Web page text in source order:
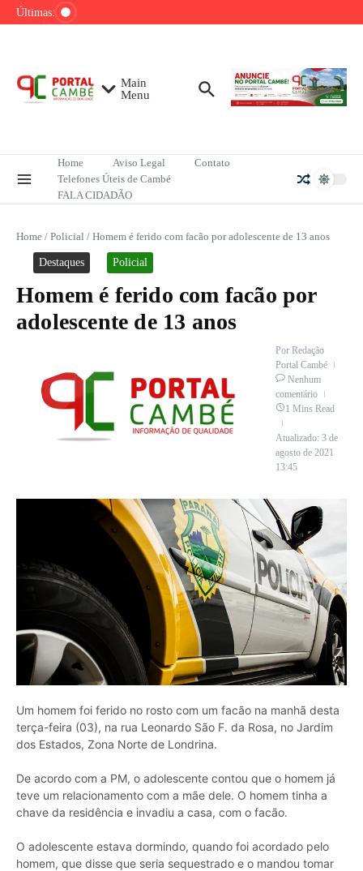
Ir para o conteúdo
Últimas:
Rayssa Leal conquista título da etapa carioca
audiência do jornalismo no Brasil
Main
Menu
Home Aviso Legal
Contato
Telefones Úteis de Cambé
FALA CIDADÃO
Home / Policial / Homem é ferido com facão por adolescente de 13 anos
Destaques Policial
Homem é ferido com facão por
adolescente de 13 anos
Por Redação
Portal Cambé
Nenhum
comentário
1 Mins Read
Atualizado: 3 de
agosto de 2021
13:45
Um homem foi ferido no rosto com um facão na manhã desta
terça-feira (03), na rua Leonardo São F. da Rosa, no Jardim
dos Estados, Zona Norte de Londrina.
De acordo com a PM, o adolescente contou que o homem já
teve um relacionamento com a mãe dele. O homem tinha a
chave da residência e invadiu a casa, com o facão.
O adolescente estava dormindo, quando foi acordado pelo
homem, que disse que seria sequestrado e o mandou tomar